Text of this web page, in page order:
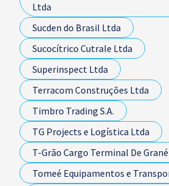
Ltda
Sucden do Brasil Ltda
Sucocítrico Cutrale Ltda
Superinspect Ltda
Terracom Construções Ltda
Timbro Trading S.A.
TG Projects e Logística Ltda
T-Grão Cargo Terminal De
Tomeé Equipamentos e